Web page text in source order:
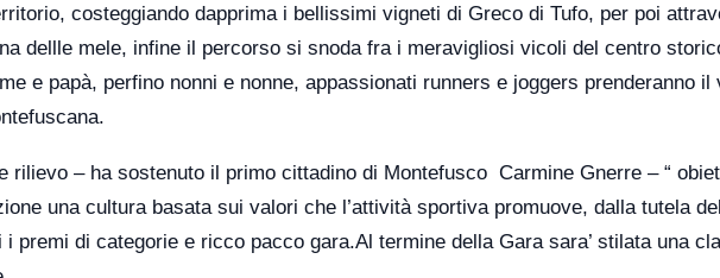
costeggiando dapprima i bellissimi vigneti di Greco di Tufo, per poi
dellle mele, infine il percorso si snoda fra i meravigliosi vicoli del centro
e papà, perfino nonni e nonne, appassionati runners e joggers prenderanno il
rilievo – ha sostenuto il primo cittadino di Montefusco Carmine Gnerre – “
una cultura basata sui valori che l’attività sportiva promuove, dalla tutela
i premi di categorie e ricco pacco gara.Al termine della Gara sara’ stilata una